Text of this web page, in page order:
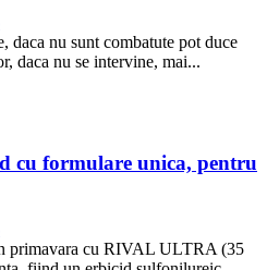
nu sunt combatute pot duce
daca nu se intervine, mai...
cu formulare unica, pentru
primavara cu RIVAL ULTRA (35